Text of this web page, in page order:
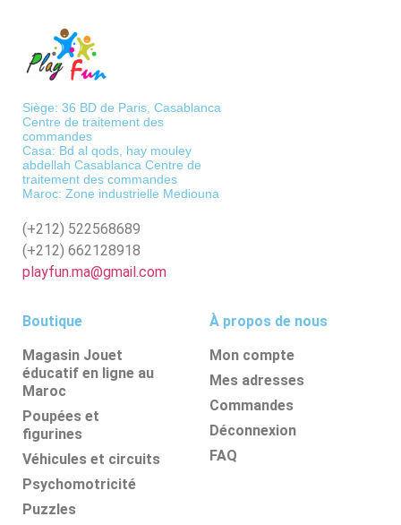
Siège: 36 BD de Paris, Casablanca
Centre de traitement des
commandes
Casa: Bd al qods, hay mouley
abdellah Casablanca Centre de
traitement des commandes
Maroc: Zone industrielle Mediouna
(+212) 522568689
(+212) 662128918
playfun.ma@gmail.com
Boutique
Magasin Jouet
éducatif en ligne au
Maroc
Poupées et
figurines
Véhicules et circuits
Psychomotricité
Puzzles
À propos de nous
Mon compte
Mes adresses
Commandes
Déconnexion
FAQ